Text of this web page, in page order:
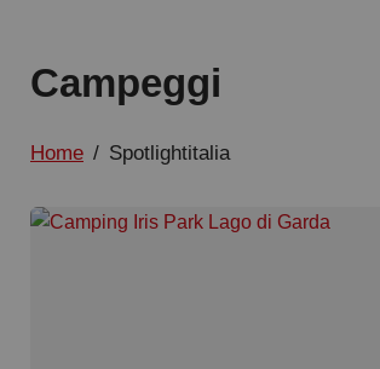
Campeggi
Home / Spotlightitalia